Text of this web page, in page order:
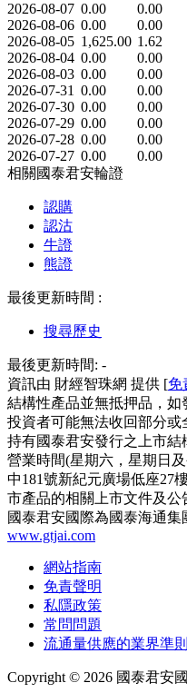
2026-08-07 0.00 0.00
2026-08-06 0.00 0.00
2026-08-05 1,625.00 1.62
2026-08-04 0.00 0.00
2026-08-03 0.00 0.00
2026-07-31 0.00 0.00
2026-07-30 0.00 0.00
2026-07-29 0.00 0.00
2026-07-28 0.00 0.00
2026-07-27 0.00 0.00
相關國泰君安輪證
認購
認沽
牛證
熊證
最後更新時間 :
搜尋歷史
最後更新時間: -
資訊由 財經智珠網 提供 [免
結構性產品並無抵押品，如
投資者可能無法收回部分或
持有國泰君安發行之上市
營業時間(星期六，星期日
中181號新紀元廣場低座27
市產品的相關上市文件及公
國泰君安國際為國泰海通集
www.gtjai.com
網站指南
免責聲明
私隱政策
常問問題
流通量供應的業界準則
Copyright © 2026 國泰君安